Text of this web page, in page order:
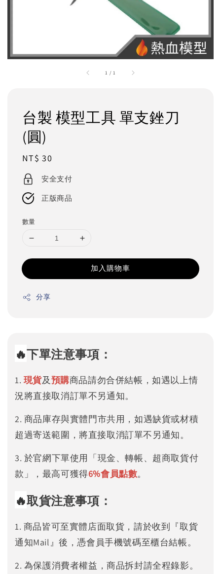
1 / 1
台製 模型工具 單支銼刀
(圓)
Regular
price
NT$ 30
安全支付
正版商品
數量
加入購物車
分享
🔥下單注意事項：
1. 現貨及預購商品請勿合併結帳，如遇以上情
況將直接取消訂單不另通知。
2. 商品庫存與實體門市共用，如遇缺貨或材積
超過寄送範圍，將直接取消訂單不另通知。
3. 於官網下單使用「現金、轉帳、超商取貨付
款」，最高可獲得6%會員點數。
🔥取貨注意事項：
1. 商品皆可至實體店面取貨，請於收到『取貨
通知Mail』後，憑會員手機號碼至櫃台結帳。
2. 為保護消費者權益，商品拆封請全程錄影。